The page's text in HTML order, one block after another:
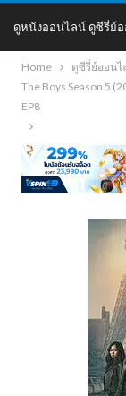
ดูหนังออนไลน์ ดูซีรี่ย์อ
DoDoNung
Home
ดูซีรี่ย์ออนไ
The Boys Season 5
EP8